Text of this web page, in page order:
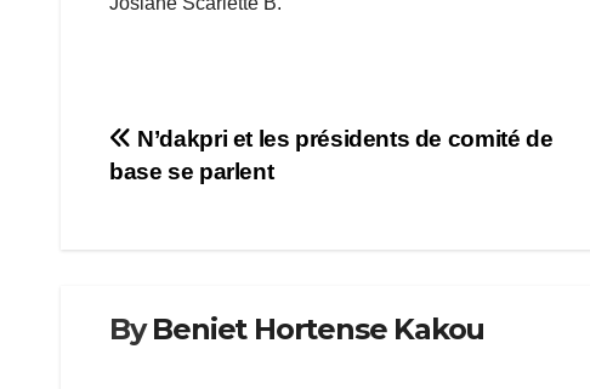
Navigation
N’dakpri et les présidents de comité de
base se parlent
ByBeniet Hortense Kakou